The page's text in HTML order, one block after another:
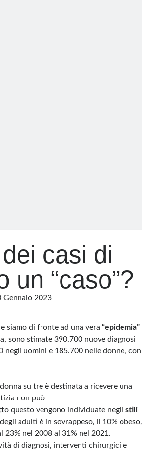
dei casi di
un “caso”?
Gennaio 2023
siamo di fronte ad una vera “epidemia”
sono stimate 390.700 nuove diagnosi
negli uomini e 185.700 nelle donne, con
su tre è destinata a ricevere una
non può
questo vengono individuate negli stili
adulti è in sovrappeso, il 10% obeso,
23% nel 2008 al 31% nel 2021.
di diagnosi, interventi chirurgici e